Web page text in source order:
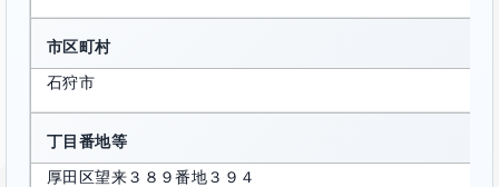
市区町村
石狩市
丁目番地等
厚田区望来３８９番地３９４